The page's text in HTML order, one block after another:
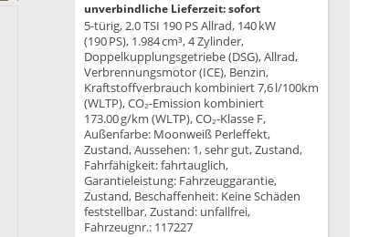
unverbindliche Lieferzeit: sofort
5-türig, 2.0 TSI 190 PS Allrad, 140 kW
(190 PS), 1.984 cm³, 4 Zylinder,
Doppelkupplungsgetriebe (DSG), Allrad,
Verbrennungsmotor (ICE), Benzin,
Kraftstoffverbrauch kombiniert 7,6 l/100km
(WLTP), CO₂-Emission kombiniert
173.00 g/km (WLTP), CO₂-Klasse F,
Außenfarbe: Moonweiß Perleffekt,
Zustand, Aussehen: 1, sehr gut, Zustand,
Fahrfähigkeit: fahrtauglich,
Garantieleistung: Fahrzeuggarantie,
Zustand, Beschaffenheit: Keine Schäden
feststellbar, Zustand: unfallfrei,
Fahrzeugnr.: 117227